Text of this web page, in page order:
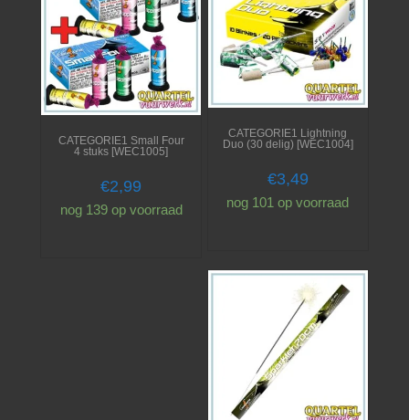
CATEGORIE1 Lightning
Duo (30 delig) [WEC1004]
€3,49
nog 101 op voorraad
CATEGORIE1 Small Four
4 stuks [WEC1005]
€2,99
nog 139 op voorraad